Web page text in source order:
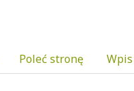
Poleć stronę